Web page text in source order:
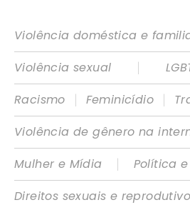
Violência doméstica e
Violência sexual
|
Racismo
| Feminicídio |
Violência de gênero na
Mulher e Mídia
|
Política
Direitos sexuais e